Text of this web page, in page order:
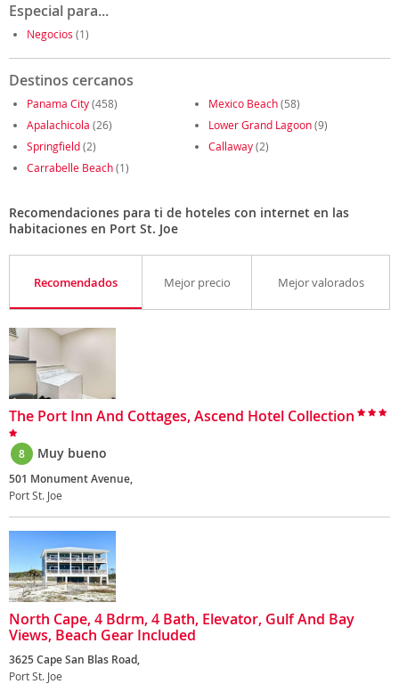
Especial para...
Negocios (1)
Destinos cercanos
Panama City(458) Mexico Beach(58)
Apalachicola (26) Lower Grand Lagoon(9)
Springfield(2) Callaway(2)
Carrabelle Beach(1)
Recomendaciones para ti de hoteles con internet en las
habitaciones en Port St. Joe
Recomendados Mejor precio Mejor valorados
The Port Inn And Cottages, Ascend Hotel Collection
8 Muy bueno
501 Monument Avenue,
Port St. Joe
North Cape, 4 Bdrm, 4 Bath, Elevator, Gulf And Bay
Views, Beach Gear Included
3625 Cape San Blas Road,
Port St. Joe